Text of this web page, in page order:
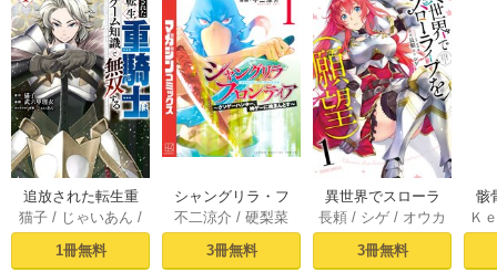
追放された転生重
騎士はゲーム知識
で無双する（１）
猫子 / じゃいあん /
武六甲理衣
1冊無料
シャングリラ・フ
ロンティア（１）
～クソゲーハン
ター、神ゲーに挑
不二涼介 /硬梨菜
3冊無料
異世界でスローラ
イフを（願望） 1
長頼 / シゲ / オウカ
3冊無料
骸
異
Ｋ